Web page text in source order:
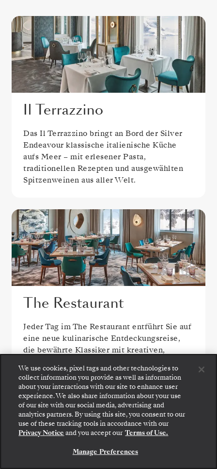
Il Terrazzino
Das Il Terrazzino bringt an Bord der Silver
Endeavour klassische italienische Küche
aufs Meer – mit erlesener Pasta,
traditionellen Rezepten und ausgewählten
Spitzenweinen aus aller Welt.
The Restaurant
Jeder Tag im The Restaurant entführt Sie auf
eine neue kulinarische Entdeckungsreise,
die bewährte Klassiker mit kreativen,
und die Aromen und den Charakter Ihrer
Reise einfängt.
WENIGER SPEISEOPTIONEN ANZEIGEN
We use cookies, pixel tags and other technologies to
collect information you provide as well as information
about your interactions with our site to enhance user
experience. We also share information about your use
of our site with our social media, advertising and
analytics partners. By using this site, you consent to our
use of these tracking tools in accordance with our
Privacy Notice and you accept our Terms of Use.
Manage Preferences